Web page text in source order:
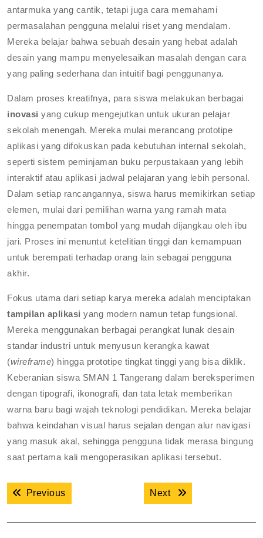
antarmuka yang cantik, tetapi juga cara memahami
permasalahan pengguna melalui riset yang mendalam.
Mereka belajar bahwa sebuah desain yang hebat adalah
desain yang mampu menyelesaikan masalah dengan cara
yang paling sederhana dan intuitif bagi penggunanya.
Dalam proses kreatifnya, para siswa melakukan berbagai
inovasi yang cukup mengejutkan untuk ukuran pelajar
sekolah menengah. Mereka mulai merancang prototipe
aplikasi yang difokuskan pada kebutuhan internal sekolah,
seperti sistem peminjaman buku perpustakaan yang lebih
interaktif atau aplikasi jadwal pelajaran yang lebih personal.
Dalam setiap rancangannya, siswa harus memikirkan setiap
elemen, mulai dari pemilihan warna yang ramah mata
hingga penempatan tombol yang mudah dijangkau oleh ibu
jari. Proses ini menuntut ketelitian tinggi dan kemampuan
untuk berempati terhadap orang lain sebagai pengguna
akhir.
Fokus utama dari setiap karya mereka adalah menciptakan
tampilan aplikasi yang modern namun tetap fungsional.
Mereka menggunakan berbagai perangkat lunak desain
standar industri untuk menyusun kerangka kawat
(wireframe) hingga prototipe tingkat tinggi yang bisa diklik.
Keberanian siswa SMAN 1 Tangerang dalam bereksperimen
dengan tipografi, ikonografi, dan tata letak memberikan
warna baru bagi wajah teknologi pendidikan. Mereka belajar
bahwa keindahan visual harus sejalan dengan alur navigasi
yang masuk akal, sehingga pengguna tidak merasa bingung
saat pertama kali mengoperasikan aplikasi tersebut.
Navigasi
posPreviousPrevious post: Next Next post: